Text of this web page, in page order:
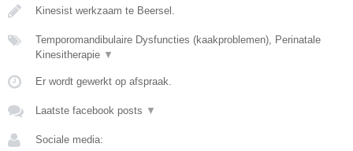
Kinesist werkzaam te Beersel.
Temporomandibulaire Dysfuncties (kaakproblemen), Perinatale
Kinesitherapie ▼
Er wordt gewerkt op afspraak.
Laatste facebook posts ▼
Sociale media: